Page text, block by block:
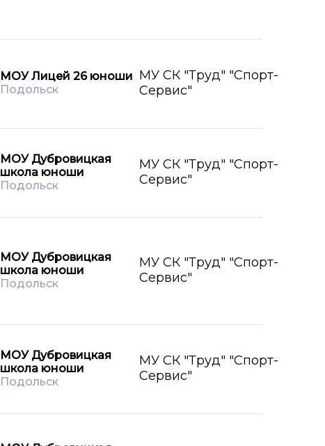
МОУ Лицей 26 юноши
Подольск
МУ СК "Труд" "Спорт-
Сервис"
МОУ Дубровицкая
школа юноши
Подольск
МУ СК "Труд" "Спорт-
Сервис"
МОУ Дубровицкая
школа юноши
Подольск
МУ СК "Труд" "Спорт-
Сервис"
МОУ Дубровицкая
школа юноши
Подольск
МУ СК "Труд" "Спорт-
Сервис"